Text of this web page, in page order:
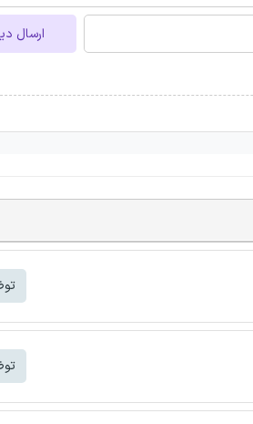
ارسال